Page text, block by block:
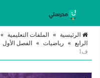
الرئيسية » الملفات التعليمية »
الرابع » رياضيات » الفصل الأول
ف1